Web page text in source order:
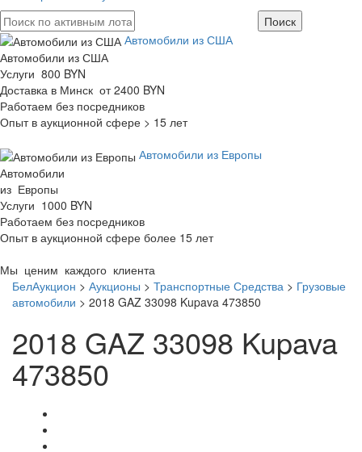
Автомобили из США
Автомобили из США
Услуги 800 BYN
Доставка в Минск от 2400 BYN
Работаем без посредников
Опыт в аукционной сфере > 15 лет
Автомобили из Европы
Автомобили
из Европы
Услуги 1000 BYN
Работаем без посредников
Опыт в аукционной сфере более 15 лет
Мы ценим каждого клиента
БелАукцион > Аукционы > Транспортные Средства > Грузовые
автомобили > 2018 GAZ 33098 Kupava 473850
2018 GAZ 33098 Kupava
473850